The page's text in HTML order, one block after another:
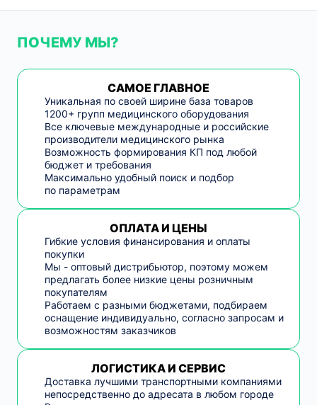
ПОЧЕМУ МЫ?
САМОЕ ГЛАВНОЕ
Уникальная по своей ширине база товаров
1200+ групп медицинского оборудования
Все ключевые международные и российские
производители медицинского рынка
Возможность формирования КП под любой
бюджет и требования
Максимально удобный поиск и подбор
по параметрам
ОПЛАТА И ЦЕНЫ
Гибкие условия финансирования и оплаты
покупки
Мы - оптовый дистрибьютор, поэтому можем
предлагать более низкие цены розничным
покупателям
Работаем с разными бюджетами, подбираем
оснащение индивидуально, согласно запросам и
возможностям заказчиков
ЛОГИСТИКА И СЕРВИС
Доставка лучшими транспортными компаниями
непосредственно до адресата в любом городе